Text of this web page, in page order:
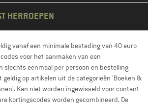
HERROEPEN
vanaf een minimale besteding van 40 euro
voor het aanmaken van een
slechts eenmaal per persoon en bestelling
op artikelen uit de categorieën 'Boeken &
Kan niet worden ingewisseld voor contant
kortingscodes worden gecombineerd. De